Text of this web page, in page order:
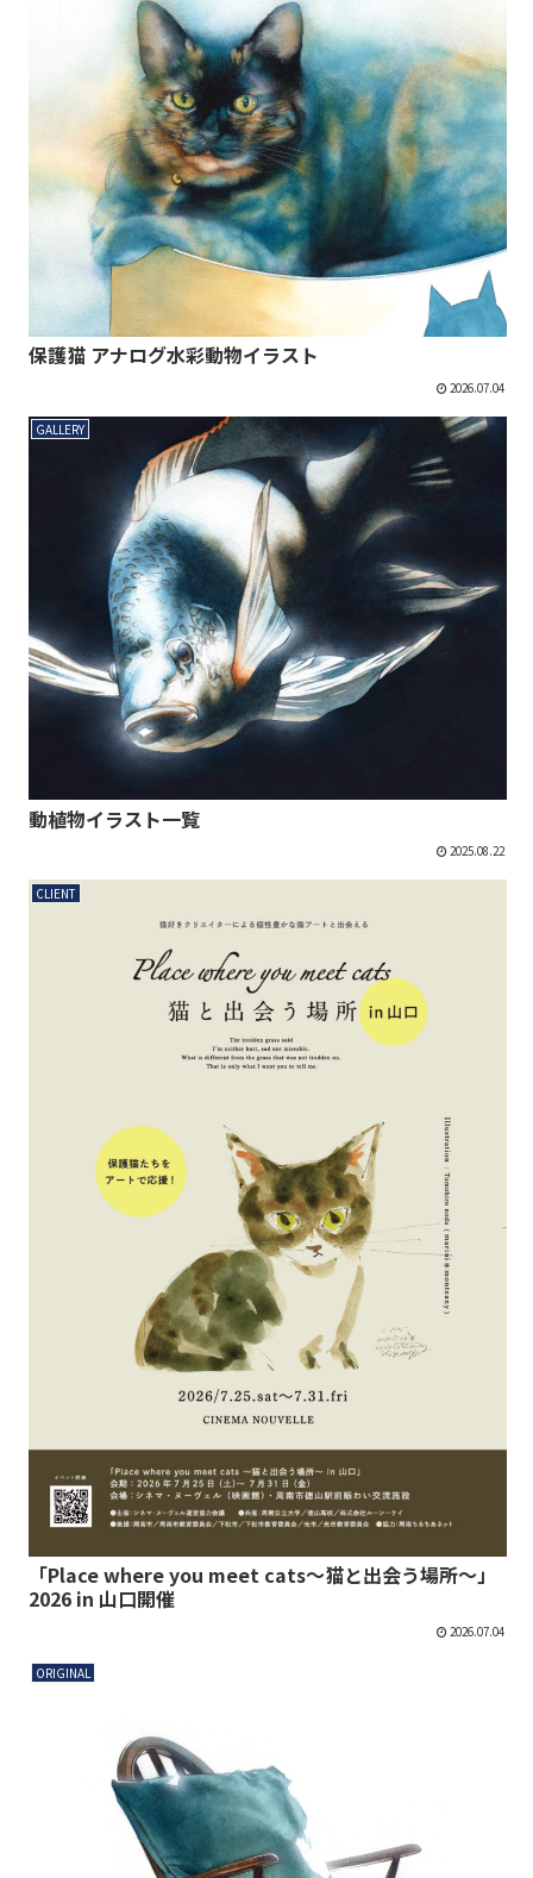
保護猫 アナログ水彩動物イラスト
2026.07.04
GALLERY
動植物イラスト一覧
2025.08.22
CLIENT
「Place where you meet cats～猫と出会う場所～」
2026 in 山口開催
2026.07.04
ORIGINAL